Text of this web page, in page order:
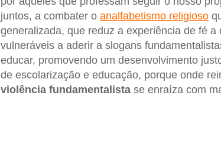
juntos, a combater o analfabetismo religioso
generalizada, que reduz a experiência de fé
vulneráveis a aderir a slogans
educar, promovendo um desenvolvimento
de escolarização e educação, porque onde
violência fundamentalistase enraíza com